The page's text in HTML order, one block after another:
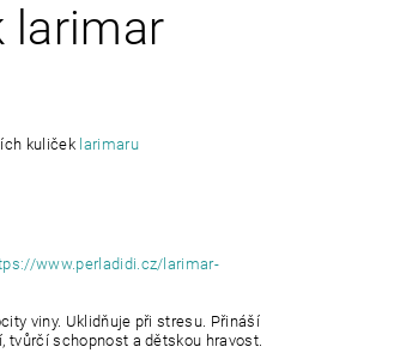
larimar
kuliček larimaru
www.perladidi.cz/larimar-
viny. Uklidňuje při stresu. Přináší
tvůrčí schopnost a dětskou hravost.